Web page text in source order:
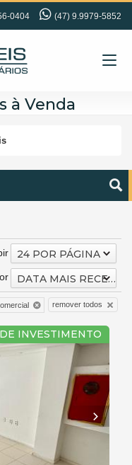
0404 (47) 9.9979-5852
à Venda
24 POR PÁGINA
DATA MAIS RECENTE
remover todos
INVESTIMENTO